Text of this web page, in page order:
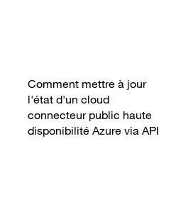
Comment mettre à jour
l'état d'un cloud
connecteur public haute
disponibilité Azure via API